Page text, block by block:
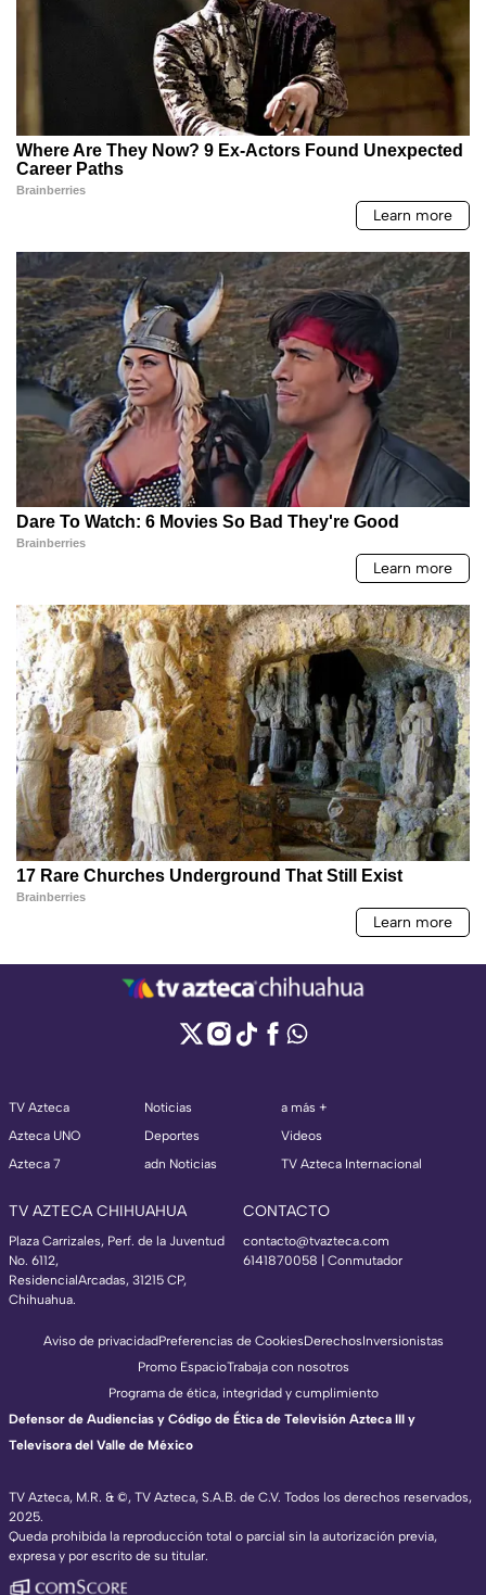
TV Azteca
Azteca UNO
Azteca 7
Noticias
Deportes
adn Noticias
a más +
Videos
TV Azteca Internacional
TV AZTECA CHIHUAHUA
Plaza Carrizales, Perf. de la Juventud
No. 6112,
ResidencialArcadas, 31215 CP,
Chihuahua.
CONTACTO
contacto@tvazteca.com
6141870058 | Conmutador
TV Azteca, M.R. & ©, TV Azteca, S.A.B. de C.V. Todos los derechos reservados,
2025.
Queda prohibida la reproducción total o parcial sin la autorización previa,
expresa y por escrito de su titular.
Aviso de privacidadPreferencias de CookiesDerechosInversionistas
Promo EspacioTrabaja con nosotros
Programa de ética, integridad y cumplimiento
Defensor de Audiencias y Código de Ética de Televisión Azteca III y
Televisora del Valle de México